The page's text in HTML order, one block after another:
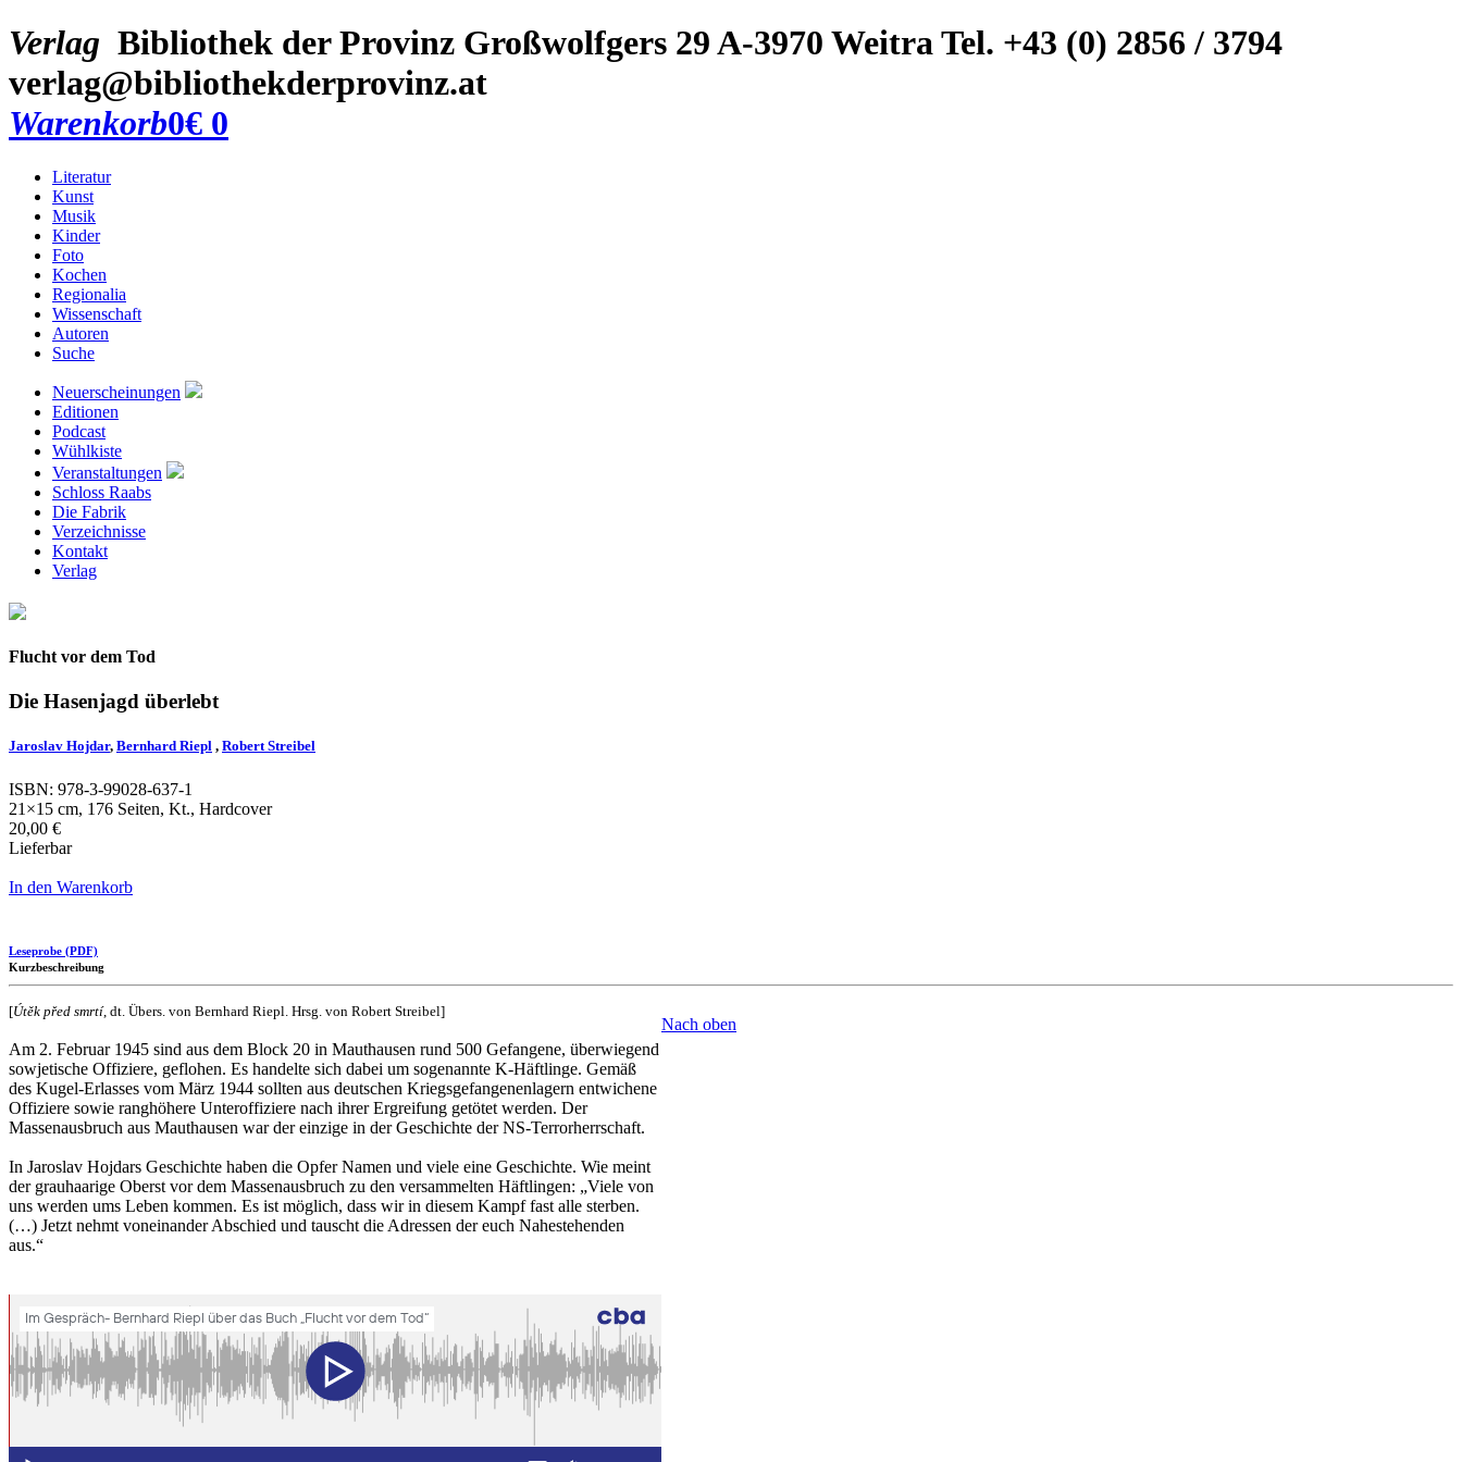
Verlag Bibliothek der Provinz Großwolfgers 29A-3970 WeitraTel. +43 (0) 2856 / 3794
verlag@bibliothekderprovinz.at
Warenkorb0€ 0
Literatur
Kunst
Musik
Kinder
Foto
Kochen
Regionalia
Wissenschaft
Autoren
Suche
Neuerscheinungen
Editionen
Podcast
Wühlkiste
Veranstaltungen
Schloss Raabs
Die Fabrik
Verzeichnisse
Kontakt
Verlag
Flucht vor dem Tod
Die Hasenjagd überlebt
Jaroslav Hojdar, Bernhard Riepl , Robert Streibel
ISBN: 978-3-99028-637-1
21×15 cm, 176 Seiten, Kt., Hardcover
20,00 €
Lieferbar
In den Warenkorb
Leseprobe (PDF)
Kurzbeschreibung
[Útěk před smrtí, dt. Übers. von Bernhard Riepl. Hrsg. von Robert Streibel]
Am 2. Februar 1945 sind aus dem Block 20 in Mauthausen rund 500 Gefangene, überwiegend
sowjetische Offiziere, geflohen. Es handelte sich dabei um sogenannte K-Häftlinge. Gemäß
des Kugel-Erlasses vom März 1944 sollten aus deutschen Kriegsgefangenenlagern entwichene
Offiziere sowie ranghöhere Unteroffiziere nach ihrer Ergreifung getötet werden. Der
Massenausbruch aus Mauthausen war der einzige in der Geschichte der NS-Terrorherrschaft.
In Jaroslav Hojdars Geschichte haben die Opfer Namen und viele eine Geschichte. Wie meint
der grauhaarige Oberst vor dem Massenausbruch zu den versammelten Häftlingen: „Viele von
uns werden ums Leben kommen. Es ist möglich, dass wir in diesem Kampf fast alle sterben.
(…) Jetzt nehmt voneinander Abschied und tauscht die Adressen der euch Nahestehenden
aus.“
Nach oben